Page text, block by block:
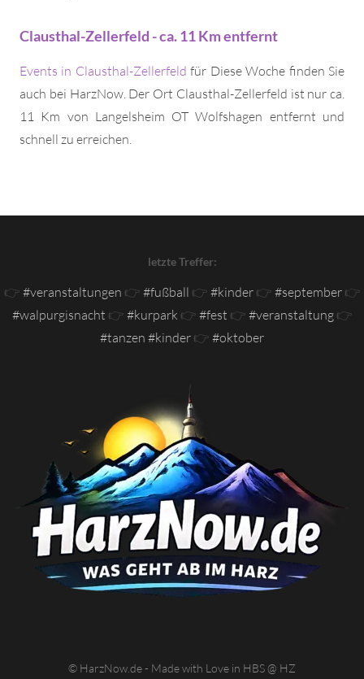
Clausthal-Zellerfeld - ca. 11 Km entfernt
Events in Clausthal-Zellerfeld für Diese Woche finden Sie
auch bei HarzNow. Der Ort Clausthal-Zellerfeld ist nur ca.
11 Km von Langelsheim OT Wolfshagen entfernt und
schnell zu erreichen.
letzte Treffer:
👉 #veranstaltungen 👉 #fußball 👉 #kinder👉 #september👉
#walpurgisnacht 👉 #kurpark 👉 #fest 👉 #veranstaltung👉
#tanzen #kinder 👉 #oktober
© HarzNow.de - Made with Love in HBS @ HZ